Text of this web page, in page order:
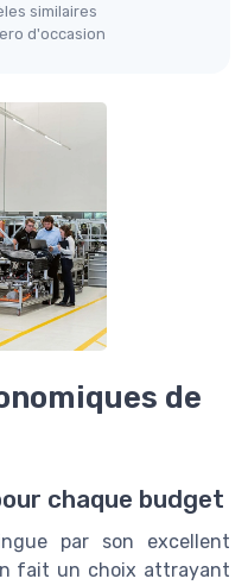
similaires
d'occasion
de
chaque budget
par son excellent
fait un choix attrayant